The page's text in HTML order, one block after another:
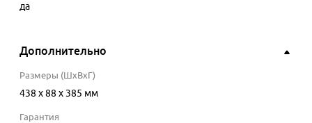
да
Дополнительно
Размеры (ШхВхГ)
438 x 88 x 385 мм
Гарантия